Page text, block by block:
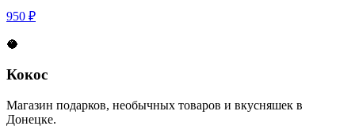
950 ₽
🥥
Кокос
Магазин подарков, необычных товаров и вкусняшек в
Донецке.